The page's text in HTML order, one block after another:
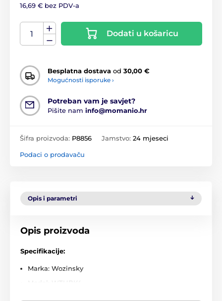
16,69 € bez PDV-a
Dodati u košaricu
Besplatna dostava od 30,00 €
Mogućnosti isporuke ›
Potreban vam je savjet?
Pišite nam info@momanio.hr
Šifra proizvoda: P8856 Jamstvo: 24 mjeseci
Podaci o prodavaču
Opis i parametri
Opis proizvoda
Specifikacije:
Marka: Wozinsky
Model: WTHBK4